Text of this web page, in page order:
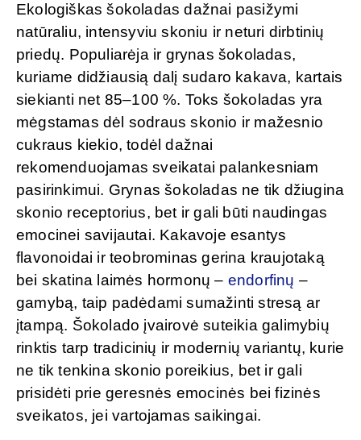
Ekologiškas šokoladas dažnai pasižymi
natūraliu, intensyviu skoniu ir neturi dirbtinių
priedų. Populiarėja ir grynas šokoladas,
kuriame didžiausią dalį sudaro kakava, kartais
siekianti net 85–100 %. Toks šokoladas yra
mėgstamas dėl sodraus skonio ir mažesnio
cukraus kiekio, todėl dažnai
rekomenduojamas sveikatai palankesniam
pasirinkimui. Grynas šokoladas ne tik džiugina
skonio receptorius, bet ir gali būti naudingas
emocinei savijautai. Kakavoje esantys
flavonoidai ir teobrominas gerina kraujotaką
bei skatina laimės hormonų – endorfinų –
gamybą, taip padėdami sumažinti stresą ar
įtampą. Šokolado įvairovė suteikia galimybių
rinktis tarp tradicinių ir modernių variantų, kurie
ne tik tenkina skonio poreikius, bet ir gali
prisidėti prie geresnės emocinės bei fizinės
sveikatos, jei vartojamas saikingai.